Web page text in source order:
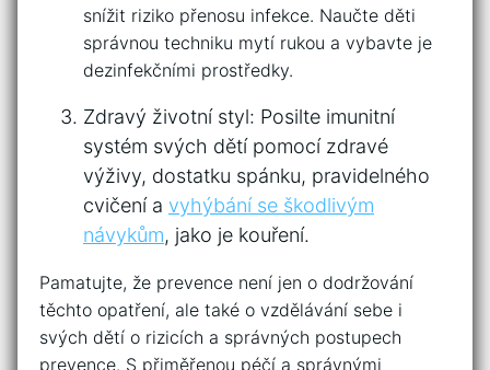
snížit riziko ⁤přenosu infekce. Naučte děti
správnou techniku mytí rukou a vybavte⁢ je
dezinfekčními ⁢prostředky.
Zdravý životní styl: Posilte imunitní
systém svých ‍dětí pomocí zdravé
výživy,⁢ dostatku ⁢spánku, pravidelného
cvičení a vyhýbání se škodlivým
návykům, jako je kouření.
Pamatujte, že prevence není jen o dodržování⁣
těchto opatření, ale‌ také o vzdělávání ⁤sebe i
svých dětí o rizicích a správných postupech
prevence.‍ S přiměřenou péčí a správnými